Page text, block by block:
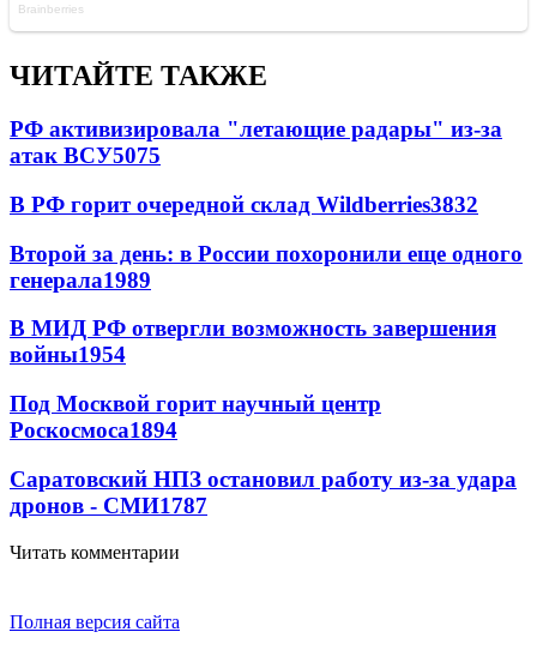
ЧИТАЙТЕ ТАКЖЕ
РФ активизировала "летающие радары" из-за
атак ВСУ5075
В РФ горит очередной склад Wildberries3832
Второй за день: в России похоронили еще одного
генерала1989
В МИД РФ отвергли возможность завершения
войны1954
Под Москвой горит научный центр
Роскосмоса1894
Саратовский НПЗ остановил работу из-за удара
дронов - СМИ1787
Читать комментарии
Полная версия сайта